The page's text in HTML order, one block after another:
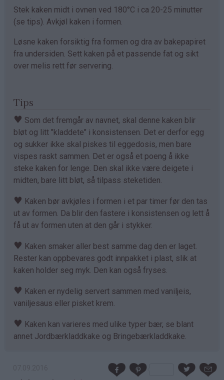
Stek kaken midt i ovnen ved 180°C i ca 20-25 minutter
(se tips). Avkjøl kaken i formen.
Løsne kaken forsiktig fra formen og dra av bakepapiret
fra undersiden. Sett kaken på et passende fat og sikt
over melis rett før servering.
Tips
♥ Som det fremgår av navnet, skal denne kaken blir
bløt og litt "kladdete" i konsistensen. Det er derfor egg
og sukker ikke skal piskes til eggedosis, men bare
vispes raskt sammen. Det er også et poeng å ikke
steke kaken for lenge. Den skal ikke være deigete i
midten, bare litt bløt, så tilpass steketiden.
♥ Kaken bør avkjøles i formen i et par timer før den tas
ut av formen. Da blir den fastere i konsistensen og lett å
få ut av formen uten at den går i stykker.
♥ Kaken smaker aller best samme dag den er laget.
Rester kan oppbevares godt innpakket i plast, slik at
kaken holder seg myk. Den kan også fryses.
♥ Kaken er nydelig servert sammen med vaniljeis,
vaniljesaus eller pisket krem.
♥ Kaken kan varieres med ulike typer bær, se blant
annet Jordbærkladdkake og Bringebærkladdkake.